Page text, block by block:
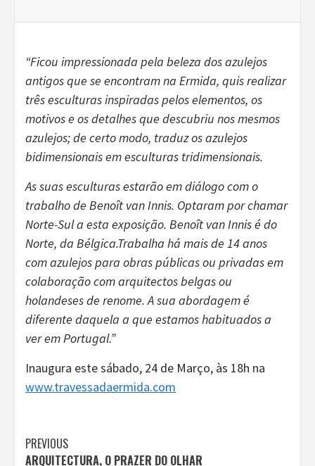
“Ficou impressionada pela beleza dos azulejos
antigos que se encontram na Ermida, quis realizar
três esculturas inspiradas pelos elementos, os
motivos e os detalhes que descubriu nos mesmos
azulejos; de certo modo, traduz os azulejos
bidimensionais em esculturas tridimensionais.
As suas esculturas estarão em diálogo com o
trabalho de Benoît van Innis. Optaram por chamar
Norte-Sul a esta exposição. Benoît van Innis é do
Norte, da Bélgica.Trabalha há mais de 14 anos
com azulejos para obras públicas ou privadas em
colaboração com arquitectos belgas ou
holandeses de renome. A sua abordagem é
diferente daquela a que estamos habituados a
ver em Portugal.”
Inaugura este sábado, 24 de Março, às 18h na
www.travessadaermida.com
Continue
PREVIOUS
ARQUITECTURA, O PRAZER DO OLHAR